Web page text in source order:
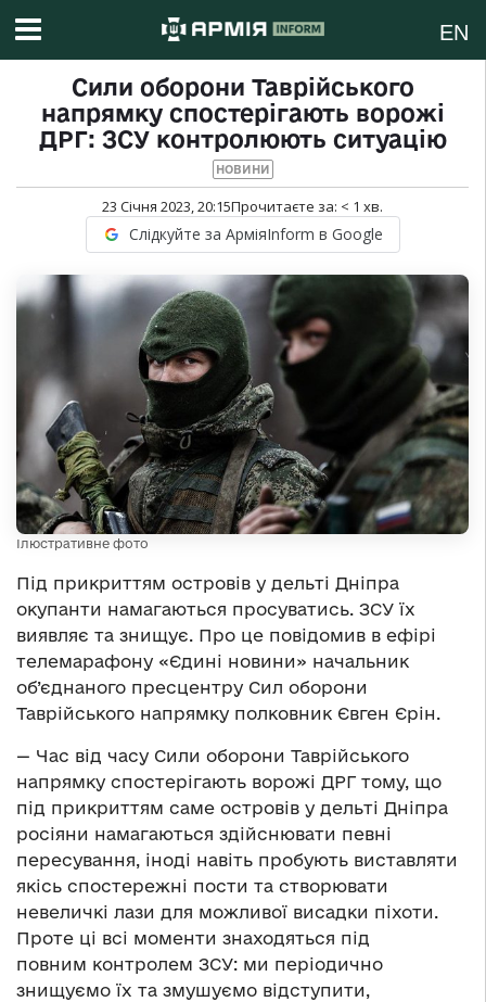
EN
Сили оборони Таврійського
напрямку спостерігають ворожі
ДРГ: ЗСУ контролюють ситуацію
НОВИНИ
23 Січня 2023, 20:15Прочитаєте за: < 1 хв.
Слідкуйте за АрміяInform в Google
Ілюстративне фото
Під прикриттям островів у дельті Дніпра
окупанти намагаються просуватись. ЗСУ їх
виявляє та знищує. Про це повідомив в ефірі
телемарафону «Єдині новини» начальник
об’єднаного пресцентру Сил оборони
Таврійського напрямку полковник Євген Єрін.
— Час від часу Сили оборони Таврійського
напрямку спостерігають ворожі ДРГ тому, що
під прикриттям саме островів у дельті Дніпра
росіяни намагаються здійснювати певні
пересування, іноді навіть пробують виставляти
якісь спостережні пости та створювати
невеличкі лази для можливої висадки піхоти.
Проте ці всі моменти знаходяться під
повним контролем ЗСУ: ми періодично
знищуємо їх та змушуємо відступити,